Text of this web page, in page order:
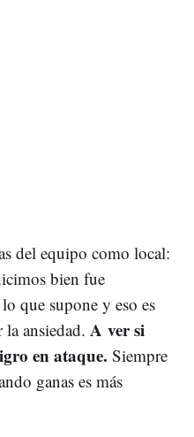
del equipo como local:
bien fue
que supone y eso es
ansiedad. A ver si
en ataque. Siempre
ganas es más